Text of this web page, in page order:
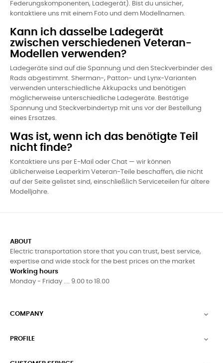
Federungskomponenten, Ladegerät). Bist du unsicher,
kontaktiere uns mit einem Foto und dem Modellnamen.
Kann ich dasselbe Ladegerät
zwischen verschiedenen Veteran-
Modellen verwenden?
Ladegeräte sind auf die Spannung und den Steckverbinder des
Rads abgestimmt. Sherman-, Patton- und Lynx-Varianten
verwenden unterschiedliche Akkupacks und benötigen
möglicherweise unterschiedliche Ladegeräte. Bestätige
Spannung und Steckverbindertyp mit uns vor der Bestellung
eines Ersatzes.
Was ist, wenn ich das benötigte Teil
nicht finde?
Kontaktiere uns per E-Mail oder Chat — wir können
üblicherweise Leaperkim Veteran-Teile beschaffen, die nicht
auf der Seite gelistet sind, einschließlich Serviceteilen für ältere
Modelljahre.
ABOUT
Electric transportation store that you can trust, best service,
expertise and wide stock for the best prices on the market
Working hours
Monday - Friday .... 9.00 to 18.00
COMPANY 
PROFILE 